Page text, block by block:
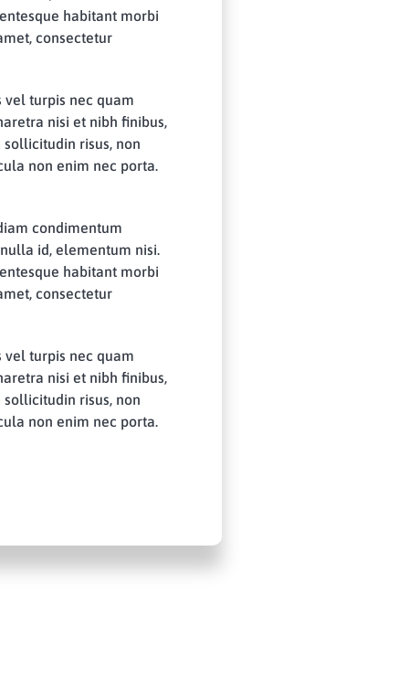
habitant morbi
consectetur
vel turpis nec quam
nisi et nibh finibus,
risus, non
non enim nec porta.
condimentum
id, elementum nisi.
habitant morbi
consectetur
vel turpis nec quam
nisi et nibh finibus,
risus, non
non enim nec porta.